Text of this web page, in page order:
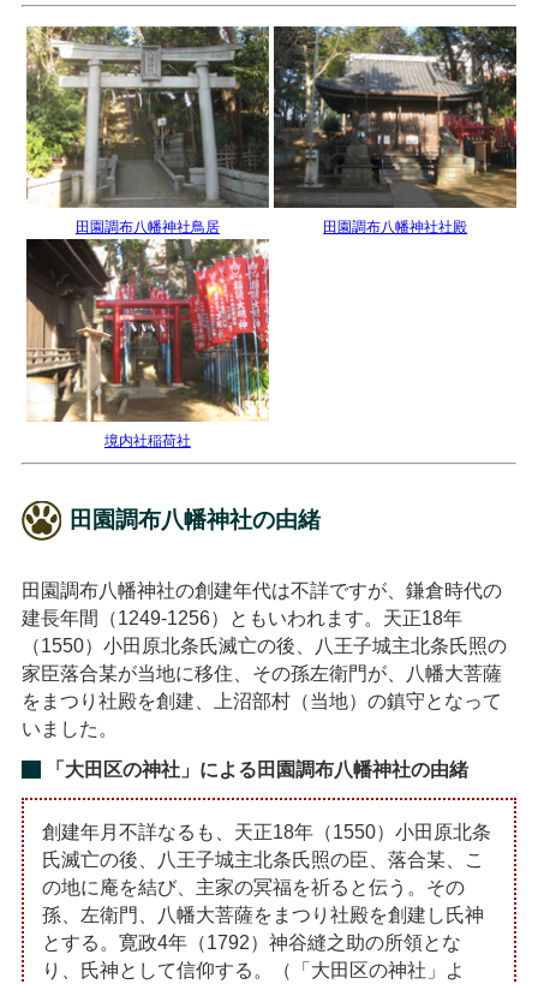
田園調布八幡神社鳥居 田園調布八幡神社社殿
境内社稲荷社
田園調布八幡神社の由緒
田園調布八幡神社の創建年代は不詳ですが、鎌倉時代の
建長年間（1249-1256）ともいわれます。天正18年
（1550）小田原北条氏滅亡の後、八王子城主北条氏照の
家臣落合某が当地に移住、その孫左衛門が、八幡大菩薩
をまつり社殿を創建、上沼部村（当地）の鎮守となって
いました。
「大田区の神社」による田園調布八幡神社の由緒
創建年月不詳なるも、天正18年（1550）小田原北条
氏滅亡の後、八王子城主北条氏照の臣、落合某、こ
の地に庵を結び、主家の冥福を祈ると伝う。その
孫、左衛門、八幡大菩薩をまつり社殿を創建し氏神
とする。寛政4年（1792）神谷縫之助の所領とな
り、氏神として信仰する。（「大田区の神社」よ